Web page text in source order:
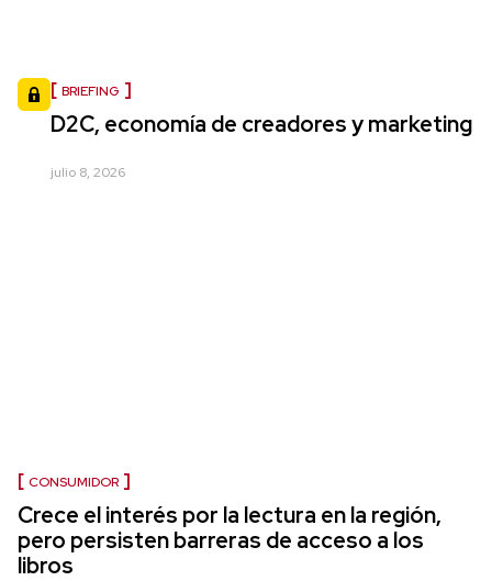
BRIEFING
D2C, economía de creadores y marketing
julio 8, 2026
CONSUMIDOR
Crece el interés por la lectura en la región,
pero persisten barreras de acceso a los
libros